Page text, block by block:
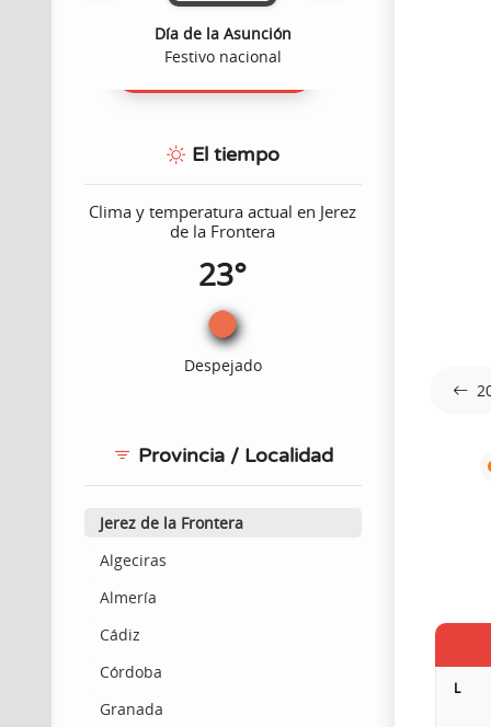
L
Día de la Asunción
Festivo nacional
El tiempo
Clima y temperatura actual en Jerez
de la Frontera
23°
Despejado
Provincia / Localidad
Jerez de la Frontera
Algeciras
Almería
Cádiz
Córdoba
Granada